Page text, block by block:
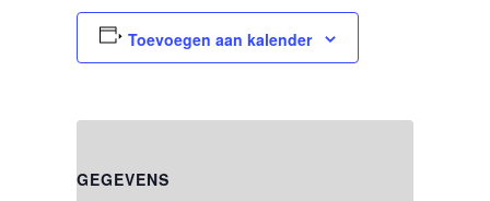
Toevoegen aan kalender
GEGEVENS